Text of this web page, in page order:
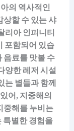
의 역사적인
상할 수 있는 샤
리아 인피니티
포함되어 있습
음료를 맛볼 수
양한 레저 시설
는 별들과 함께
어, 지중해의
중해를 누비는
특별한 경험을